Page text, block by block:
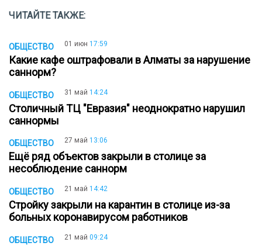
ЧИТАЙТЕ ТАКЖЕ:
ОБЩЕСТВО 01 июн 17:59
Какие кафе оштрафовали в Алматы за нарушение
саннорм?
ОБЩЕСТВО 31 май 14:24
Столичный ТЦ "Евразия" неоднократно нарушил
саннормы
ОБЩЕСТВО 27 май 13:06
Ещё ряд объектов закрыли в столице за
несоблюдение саннорм
ОБЩЕСТВО 21 май 14:42
Стройку закрыли на карантин в столице из-за
больных коронавирусом работников
ОБЩЕСТВО 21 май 09:24